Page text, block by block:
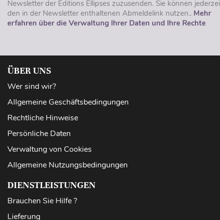
Newsletter der Éditions Ellipses zuzusenden. Sie können
den in der Newsletter enthaltenen Abmeldelink nutzen.. Mehr
erfahren über die Verwaltung Ihrer Daten und Ihre Rechte
ÜBER UNS
Wer sind wir?
Allgemeine Geschäftsbedingungen
Rechtliche Hinweise
Persönliche Daten
Verwaltung von Cookies
Allgemeine Nutzungsbedingungen
DIENSTLEISTUNGEN
Brauchen Sie Hilfe ?
Lieferung